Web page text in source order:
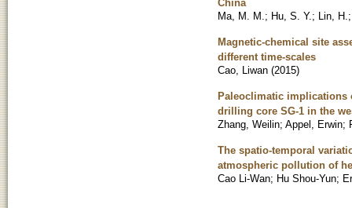
China
Ma, M. M. ; Hu, S. Y. ; Lin, H.
Magnetic-chemical site
different time-scales
Cao, Liwan (2015)
Paleoclimatic implications
drilling core SG-1 in the
Zhang, Weilin; Appel, Erwin;
The spatio-temporal
atmospheric pollution of
Cao Li-Wan; Hu Shou-Yun;